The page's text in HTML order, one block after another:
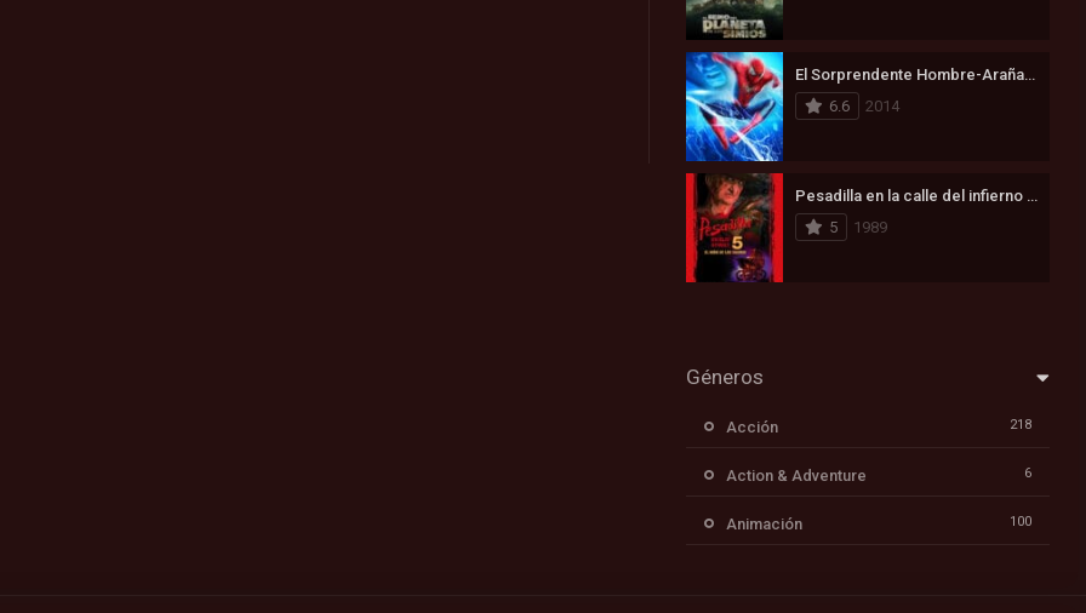
El Sorprendente Hombre-Araña 2: La Amenaza de Electro (2014)
6.6
2014
Pesadilla en la calle del infierno 5: Ha nacido el hijo de Freddy (1989)
5
1989
Géneros
Acción 218
Action & Adventure 6
Animación 100